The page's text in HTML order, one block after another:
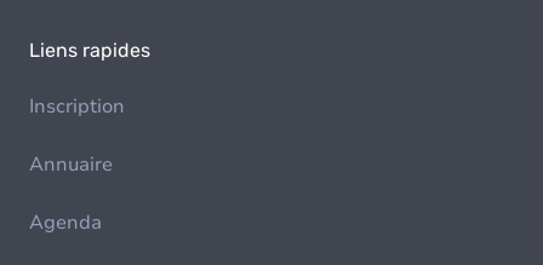
Liens rapides
Inscription
Annuaire
Agenda